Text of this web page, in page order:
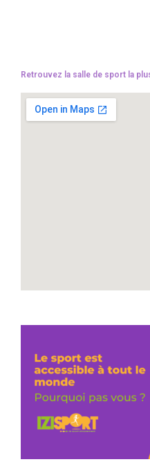
Retrouvez la salle de sport la